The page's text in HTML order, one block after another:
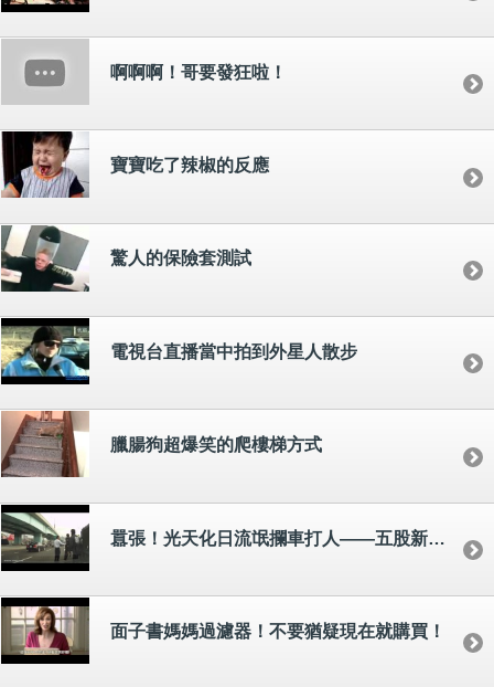
啊啊啊！哥要發狂啦！
寶寶吃了辣椒的反應
驚人的保險套測試
電視台直播當中拍到外星人散步
臘腸狗超爆笑的爬樓梯方式
囂張！光天化日流氓攔車打人——五股新五路
面子書媽媽過濾器！不要猶疑現在就購買！